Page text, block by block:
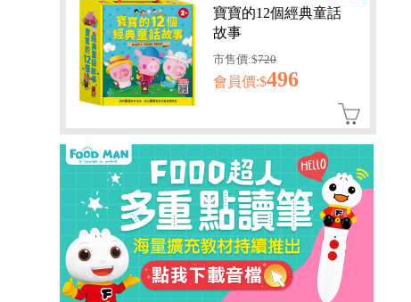
寶寶的12個經典童話
故事
市售價:$720
會員價:$496